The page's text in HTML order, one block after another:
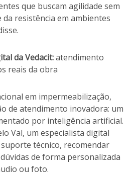
que buscam agilidade sem
resistência em ambientes
da Vedacit:atendimento
reais da obra
em impermeabilização,
de atendimento inovadora: um
por inteligência artificial.
Val, um especialista digital
técnico, recomendar
de forma personalizada
ou foto.